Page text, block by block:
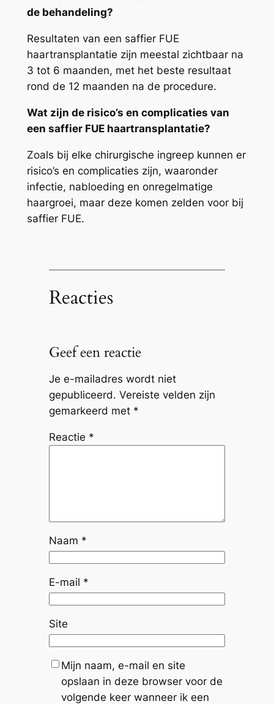
de behandeling?
Resultaten van een saffier FUE
haartransplantatie zijn meestal zichtbaar na
3 tot 6 maanden, met het beste resultaat
rond de 12 maanden na de procedure.
Wat zijn de risico’s en complicaties van
een saffier FUE haartransplantatie?
Zoals bij elke chirurgische ingreep kunnen er
risico’s en complicaties zijn, waaronder
infectie, nabloeding en onregelmatige
haargroei, maar deze komen zelden voor bij
saffier FUE.
Reacties
Geef een reactie
Je e-mailadres wordt niet
gepubliceerd. Vereiste velden zijn
gemarkeerd met *
Reactie *
Naam *
E-mail *
Site
Mijn naam, e-mail en site
opslaan in deze browser voor de
volgende keer wanneer ik een